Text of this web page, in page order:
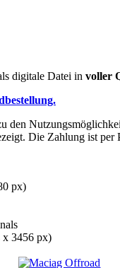
digitale Datei in voller
den
Die Zahlung ist per
px)
x 3456 px)